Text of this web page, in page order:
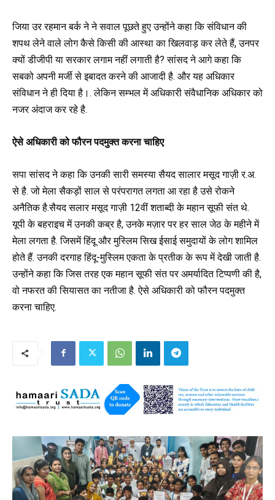
जिया उर रहमान बर्क ने ने सवाल पूछते हुए उन्होंने कहा कि संविधान की
शपथ लेने वाले लोग कैसे किसी की आस्था का खिलवाड़ कर लेते हैं, उनपर
क्यों डीजीपी या सरकार लगाम नहीं लगाती है? सांसद ने आगे कहा कि
सबको अपनी मर्जी से इबादत करने की आजादी है. और यह अधिकार
संविधान ने ही दिया है।. लेकिन सम्भल में अधिकारी संवैधानिक अधिकार को
नजर अंदाज कर रहे है.
ऐसे अधिकारी को फौरन पदमुक्त करना चाहिए
सपा सांसद ने कहा कि उनकी सारी समस्या सैयद सालार मसूद गाज़ी र.अ.
से है. जो मेला सैकड़ों साल से परंपरागत लगता आ रहा है उसे रोकने
अनैतिक है.सैयद सलार मसूद गाज़ी 12वीं शताब्दी के महान सूफी संत थे.
यूपी के बहराइच में उनकी कब्र है, उनके मज़ार पर हर साल जेठ के महीने में
मेला लगता है. जिसमें हिंदू और मुस्लिम सिख ईसाई समुदायों के लोग शामिल
होते हैं. उनकी दरगाह हिंदू-मुस्लिम एकता के प्रतीक के रूप में देखी जाती है.
उन्होंने कहा कि जिस तरह एक महान सूफी संत पर अमर्यादित टिप्पणी की है,
वो नफरत की सियासत का नतीजा है. ऐसे अधिकारी को फौरन पदमुक्त
करना चाहिए.